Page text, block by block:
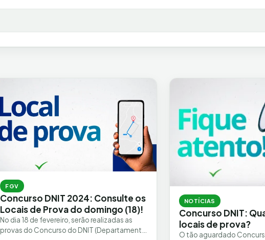
FGV
Concurso DNIT 2024: Consulte os
Locais de Prova do domingo (18)!
No dia 18 de fevereiro, serão realizadas as
provas do Concurso do DNIT (Departamento
NOTÍCIAS
Concurso DNIT:
locais de prova?
O tão aguardado